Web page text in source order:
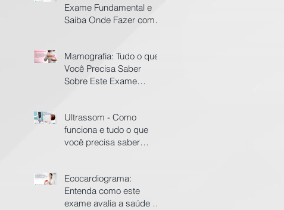
Exame Fundamental e
Saiba Onde Fazer com
Mamografia: Tudo o que
Você Precisa Saber
Sobre Este Exame
Ultrassom - Como
funciona e tudo o que
você precisa saber
Ecocardiograma:
Entenda como este
exame avalia a saúde do